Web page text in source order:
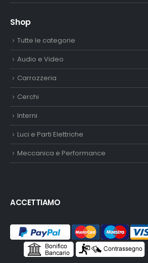
Shop
Tutte le categorie
Audio e Video
Carrozzeria
Cerchi
Interni
Luci e Parti Elettriche
Meccanica e Performance
ACCETTIAMO